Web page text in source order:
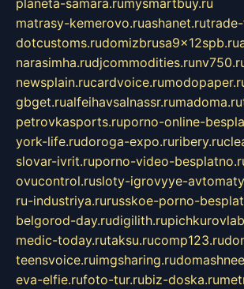
planeta-samara.rumysmartbuy.ru
matrasy-kemerovo.ruashanet.ru
dotcustoms.rudomizbrusa9x12spb.ru
narasimha.rudjcommodities.ru
newsplain.rucardvoice.ru
gbget.rualfeihavsalnassr.rumadoma.ru
petrovkasports.ruporno-online-
york-life.rudoroga-expo.ruribery.ru
slovar-ivrit.ruporno-video-
ovucontrol.rusloty-igrovyye-
ru-industriya.rurusskoe-porno-
belgorod-day.rudigilith.ru
medic-today.rutaksu.rucomp123.ru
teensvoice.ruimgsharing.ru
eva-elfie.rufoto-tur.rubiz-doska.ru